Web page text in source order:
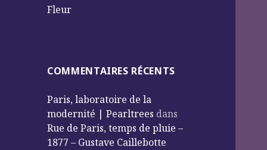
Fleur
COMMENTAIRES RÉCENTS
Paris, laboratoire de la
modernité | Pearltrees dans
Rue de Paris, temps de pluie –
1877 – Gustave Caillebotte